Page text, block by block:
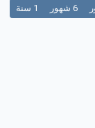
6 شهور 1 سنة